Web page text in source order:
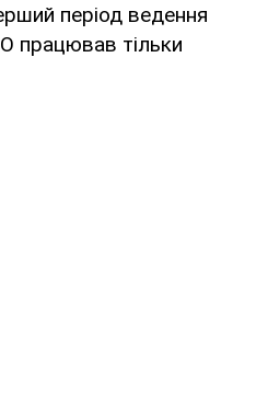
період ведення
працював тільки